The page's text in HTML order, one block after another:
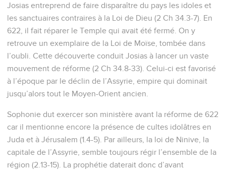
Josias entreprend de faire disparaître du pays les idoles et
les sanctuaires contraires à la Loi de Dieu (2 Ch 34.3-7). En
622, il fait réparer le Temple qui avait été fermé. On y
retrouve un exemplaire de la Loi de Moïse, tombée dans
l’oubli. Cette découverte conduit Josias à lancer un vaste
mouvement de réforme (2 Ch 34.8-33). Celui-ci est favorisé
à l’époque par le déclin de l’Assyrie, empire qui dominait
jusqu’alors tout le Moyen-Orient ancien.
Sophonie dut exercer son ministère avant la réforme de 622
car il mentionne encore la présence de cultes idolâtres en
Juda et à Jérusalem (1.4-5). Par ailleurs, la loi de Ninive, la
capitale de l’Assyrie, semble toujours régir l’ensemble de la
région (2.13-15). La prophétie daterait donc d’avant